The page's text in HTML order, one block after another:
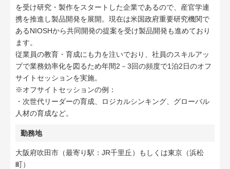
を受け研究・製作をスタートした企業であるので、産官学連
携を推進し製品開発を展開。現在は米国政府重要研究機関で
あるNIOSHから共同開発の提案を受け製品開発も進めており
ます。
従業員の教育・育成にも力を注いでおり、社員のスキルアッ
プで業務効率化を図るため年間2－3回の頻度で1泊2日のオフ
サイトセッションを実施。
※オフサイトセッションの例：
・次世代リーダーの育成、ロジカルシンキング、グローバル
人材の育成など。
勤務地
大阪府吹田市（最寄り駅：JR千里丘）もしくは東京（浜松
町）